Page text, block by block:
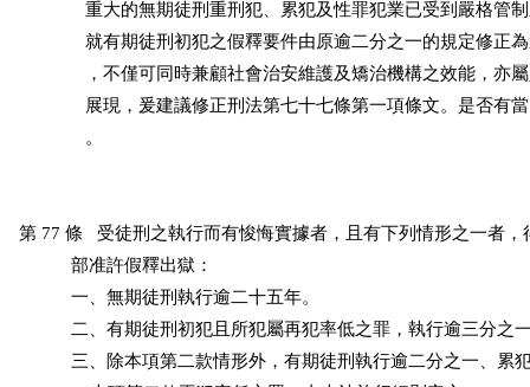
重大的無期徒刑重刑犯、累犯及性罪犯業已受到嚴格管
就有期徒刑初犯之假釋要件由原逾二分之一的規定修正
，不僅可同時兼顧社會治安維護及矯治機構之效能，亦
展現，爰建議修正刑法第七十七條第一項條文。是否有
              。
第 77 條   受徒刑之執行而有悛悔實據者，且有下列情形之一者，
           部准許假釋出獄：
           一、無期徒刑執行逾二十五年。
二、有期徒刑初犯且所犯屬再犯率低之罪，執行逾三分之
三、除本項第二款情形外，有期徒刑執行逾二分之一、累